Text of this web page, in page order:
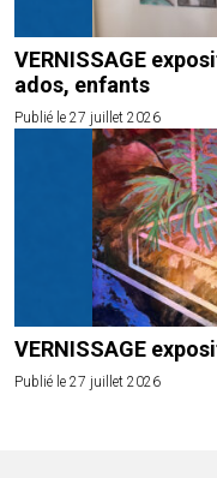
VERNISSAGE
ados, enfants
Publié le 27 juillet 2026
VERNISSAGE
Publié le 27 juillet 2026